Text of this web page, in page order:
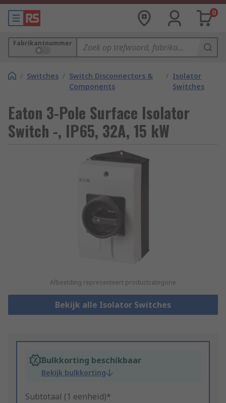
0
Fabrikantnummer
/ Switches / Switch Disconnectors &
Components
/ Isolator
Switches
Eaton 3-Pole Surface Isolator
Switch -, IP65, 32A, 15 kW
Afbeelding representeert productcategorie
Bekijk alle Isolator Switches
Bulkkorting beschikbaar
Bekijk bulkkorting
Subtotaal (1 eenheid)*